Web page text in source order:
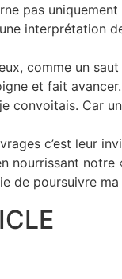
pas uniquement
interprétation
comme un
et fait
convoitais. Car
c’est leur
nourrissant notre
de poursuivre